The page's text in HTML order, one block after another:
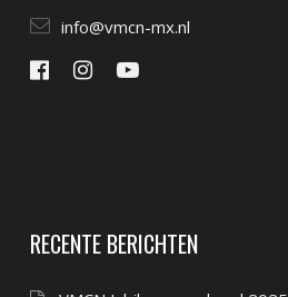
info@vmcn-mx.nl
RECENTE BERICHTEN